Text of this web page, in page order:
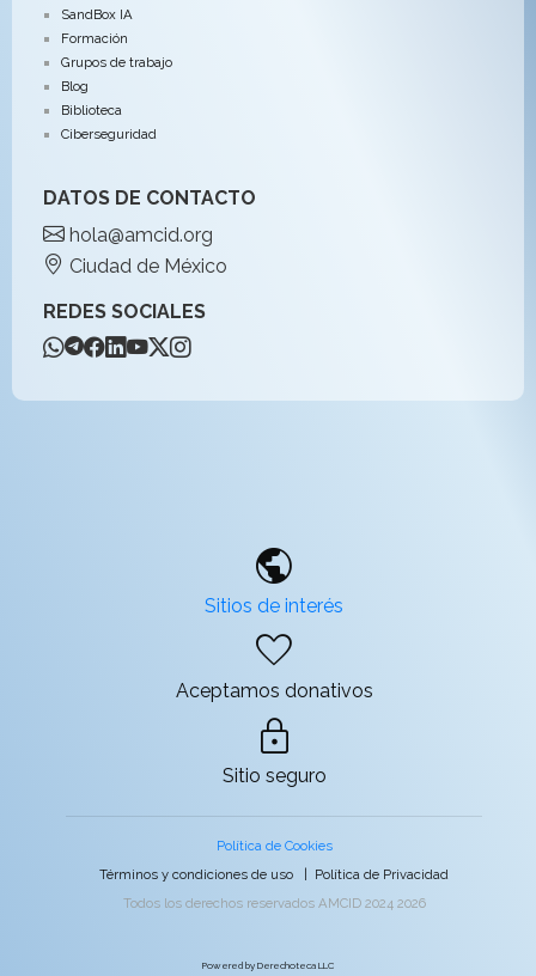
SandBox IA
Formación
Grupos de trabajo
Blog
Biblioteca
Ciberseguridad
DATOS DE CONTACTO
hola@amcid.org
Ciudad de México
REDES SOCIALES
public
Sitios de interés
favorite
Aceptamos donativos
lock
Sitio seguro
Política de Cookies
Términos y condiciones de uso | Política de Privacidad
Todos los derechos reservados AMCID 2024 2026
Powered by Derechoteca LLC